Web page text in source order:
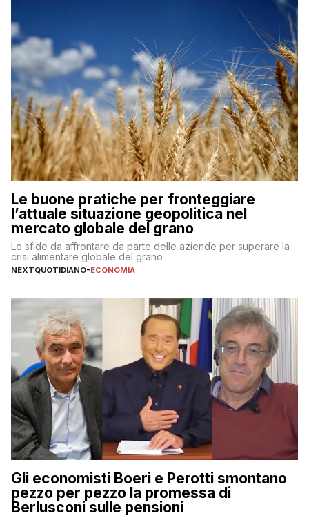
Le buone pratiche per fronteggiare
l’attuale situazione geopolitica nel
mercato globale del grano
Le sfide da affrontare da parte delle aziende per superare la
crisi alimentare globale del grano
NEXTQUOTIDIANO-ECONOMIA
Gli economisti Boeri e Perotti smontano
pezzo per pezzo la promessa di
Berlusconi sulle pensioni